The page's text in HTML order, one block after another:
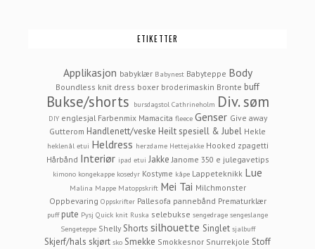
ETIKETTER
Applikasjon babyklær Babynest Babyteppe Body
Boundless knit dress boxer broderimaskin Bronte buff
Bukse/shorts bursdagstol Cathrineholm Div. søm
DIY englesjal Farbenmix Mamacita fleece Genser Give away
Gutterom Handlenett/veske Heilt spesiell & Jubel Hekle
heklenål etui Heldress herzdame Hettejakke Hooked zpagetti
Hårbånd Interiør ipad etui Jakke Janome 350 e julegavetips
kimono kongekappe kosedyr Kostyme kåpe Lappeteknikk Lue
Malina Mappe Matoppskrift Mei Tai Milchmonster
Oppbevaring Oppskrifter Pallesofa pannebånd Prematurklær
puff pute Pysj Quick knit Ruska selebukse sengedrage sengeslange
Sengeteppe Shelly Shorts silhouette Singlet sjalbuff
Skjerf/hals skjørt sko Smekke Smokkesnor Snurrekjole Stoff